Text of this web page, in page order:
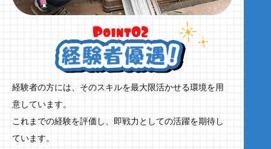
経験者の方には、そのスキルを最大限活かせる環境を用
意しています。
これまでの経験を評価し、即戦力としての活躍を期待し
ています。